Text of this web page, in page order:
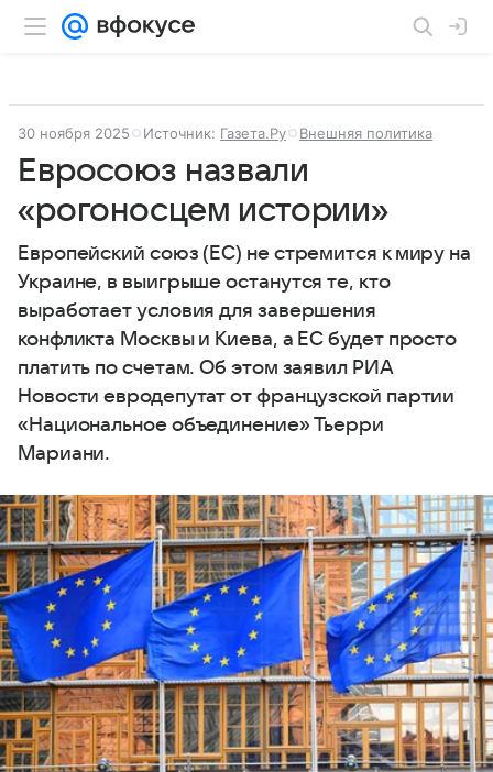
30 ноября 2025 Источник: Газета.Ру Внешняя политика
Евросоюз назвали
«рогоносцем истории»
Европейский союз (ЕС) не стремится к миру на
Украине, в выигрыше останутся те, кто
выработает условия для завершения
конфликта Москвы и Киева, а ЕС будет просто
платить по счетам. Об этом заявил РИА
Новости евродепутат от французской партии
«Национальное объединение» Тьерри
Мариани.